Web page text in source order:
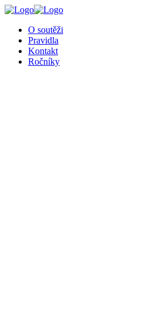
O soutěži
Pravidla
Kontakt
Ročníky